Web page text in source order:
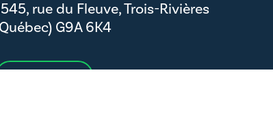
rue du Fleuve, Trois-Rivières
G9A 6K4